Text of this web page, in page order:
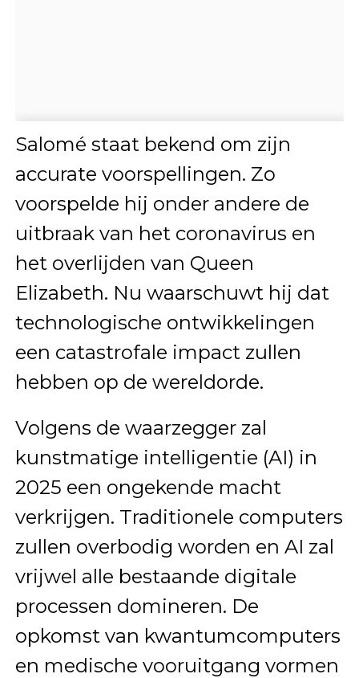
Salomé staat bekend om zijn
accurate voorspellingen. Zo
voorspelde hij onder andere de
uitbraak van het coronavirus en
het overlijden van Queen
Elizabeth. Nu waarschuwt hij dat
technologische ontwikkelingen
een catastrofale impact zullen
hebben op de wereldorde.
Volgens de waarzegger zal
kunstmatige intelligentie (AI) in
2025 een ongekende macht
verkrijgen. Traditionele computers
zullen overbodig worden en AI zal
vrijwel alle bestaande digitale
processen domineren. De
opkomst van kwantumcomputers
en medische vooruitgang vormen